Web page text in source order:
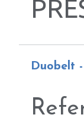
Duobelt -